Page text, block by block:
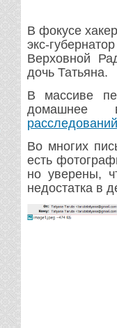
В фокусе
экс-
Верховной
дочь Татьяна.
В массиве
домашнее
Во многих
есть
но уверены,
недостатка в